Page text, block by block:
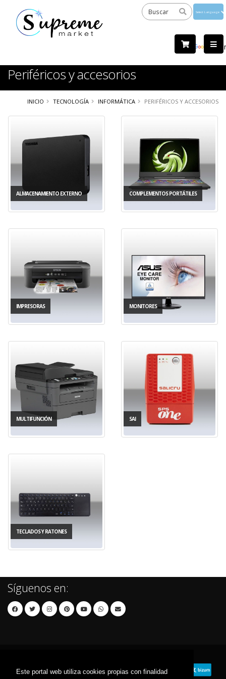
Este portal web utiliza cookies propias con finalidad
by
Periféricos y accesorios
INICIO TECNOLOGÍA INFORMÁTICA PERIFÉRICOS Y ACCESORIOS
ALMACENAMIENTO EXTERNO COMPLEMENTOS PORTÁTILES
IMPRESORAS MONITORES
MULTIFUNCIÓN SAI
TECLADOS Y RATONES
Síguenos en: